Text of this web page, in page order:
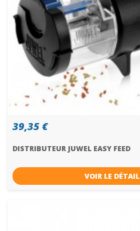
39,35 €
DISTRIBUTEUR JUWEL EASY FEED
VOIR LE DÉTAIL